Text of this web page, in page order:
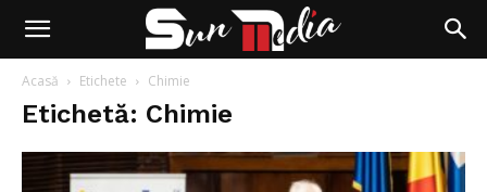
Acasă Etichete Chimie
Etichetă: Chimie